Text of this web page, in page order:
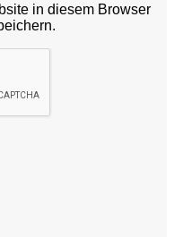
in diesem Browser